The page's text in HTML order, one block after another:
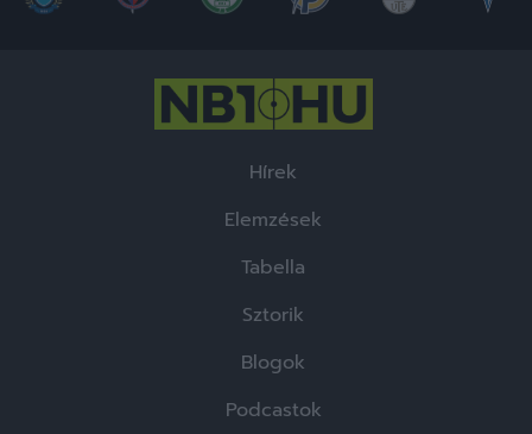
Hírek
Elemzések
Tabella
Sztorik
Blogok
Podcastok